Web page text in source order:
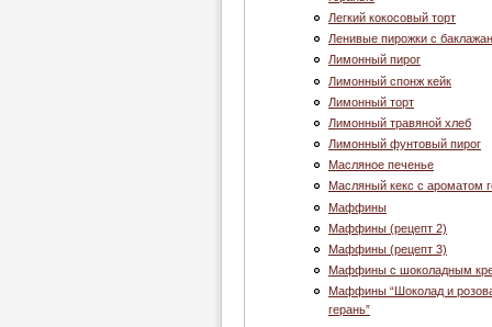
Легкий кокосовый торт
Ленивые пирожки с
Лимонный пирог
Лимонный спонж кейк
Лимонный торт
Лимонный травяной хлеб
Лимонный фунтовый пирог
Масляное печенье
Масляный кекс с ароматом
Маффины
Маффины (рецепт 2)
Маффины (рецепт 3)
Маффины с шоколадным
Маффины “Шоколад и
герань”